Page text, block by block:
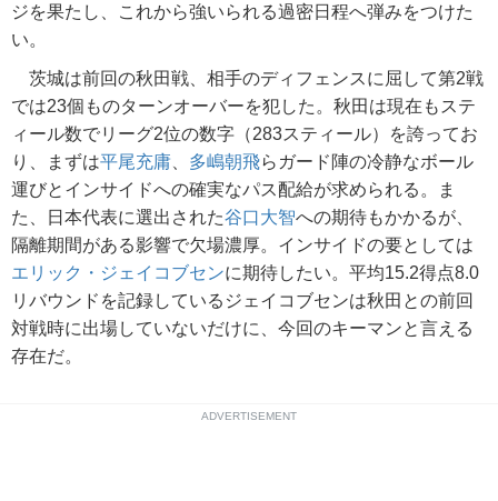
ジを果たし、これから強いられる過密日程へ弾みをつけた
い。
茨城は前回の秋田戦、相手のディフェンスに屈して第2戦
では23個ものターンオーバーを犯した。秋田は現在もステ
ィール数でリーグ2位の数字（283スティール）を誇ってお
り、まずは平尾充庸 多嶋朝飛らガード陣の冷静なボール
運びとインサイドへの確実なパス配給が求められる。ま
た、日本代表に選出された谷口大智への期待もかかるが、
隔離期間がある影響で欠場濃厚。インサイドの要としては
エリック・ジェイコブセンに期待したい。平均15.2得点8.0
リバウンドを記録しているジェイコブセンは秋田との前回
対戦時に出場していないだけに、今回のキーマンと言える
存在だ。
ADVERTISEMENT